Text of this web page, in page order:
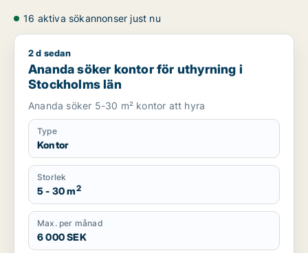
16 aktiva sökannonser just nu
Ananda söker kontor för uthyrning i Stockholms län
2 d sedan
Ananda söker kontor för uthyrning i
Stockholms län
Ananda söker 5-30 m² kontor att hyra
Type
Kontor
Storlek
5 - 30 m2
Max. per månad
6 000 SEK